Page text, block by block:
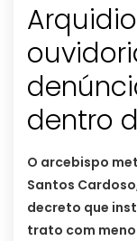
dentro
O arcebispo
Santos
decreto que
trato com